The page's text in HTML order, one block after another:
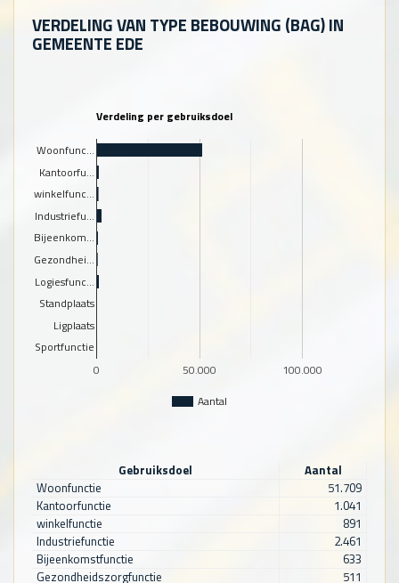
VERDELING VAN TYPE BEBOUWING (BAG) IN
GEMEENTE EDE
Verdeling per gebruiksdoel
Aantal
0 50.000 100.000
Woonfunc…
Kantoorfu…
winkelfunc…
Industriefu…
Bijeenkom…
Gezondhei…
Logiesfunc…
Standplaats
Ligplaats
Sportfunctie
Gebruiksdoel
Aantal
Woonfunctie
51.709
Kantoorfunctie
1.041
winkelfunctie
891
Industriefunctie
2.461
Bijeenkomstfunctie
633
Gezondheidszorgfunctie
511